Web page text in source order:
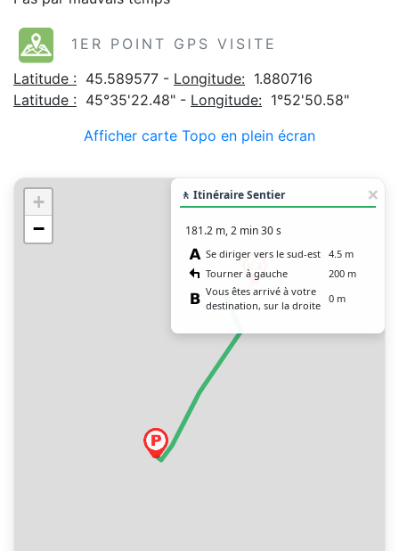
1ER POINT GPS VISITE
Latitude : 45.589577 - Longitude: 1.880716
Latitude : 45°35'22.48" - Longitude: 1°52'50.58"
Afficher carte Topo en plein écran
+
−
🚶 Itinéraire Sentier
181.2 m, 2 min 30 s
Se diriger vers le sud-est 4.5 m
Tourner à gauche
200 m
Vous êtes arrivé à votre
destination, sur la droite
0 m